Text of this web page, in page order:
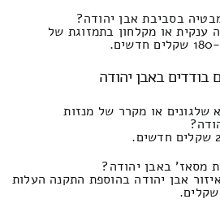
בסביבת אבן יהודה?
או מקלחון בתמזוגת של
בודדים באבן יהודה
שלגונים או מקרר של מנזות
מסאז' באבן יהודה?
אבן יהודה בהוספת התקנה העלות